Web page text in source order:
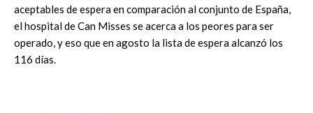
aceptables de espera en comparación al conjunto de España,
el hospital de Can Misses se acerca a los peores para ser
operado, y eso que en agosto la lista de espera alcanzó los
116 días.